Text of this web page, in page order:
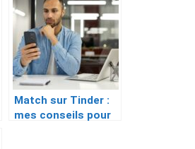
Match sur Tinder :
mes conseils pour